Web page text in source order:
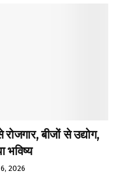
बीजों से उद्योग,
भविष्य
2026